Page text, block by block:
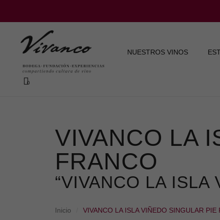
NUESTROS VINOS
VIVANCO LA
FRANCO
“VIVANCO LA
Inicio VIVANCO LA ISLA VIÑEDO SINGULAR PIE